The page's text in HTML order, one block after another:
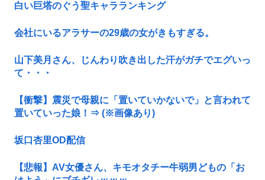
白い巨塔のぐう聖キャラランキング
会社にいるアラサーの29歳の女がきもすぎる。
山下美月さん、じんわり吹き出した汗がガチでエグいっ
て・・・
【衝撃】震災で母親に「置いていかないで」と言われて
置いていった娘！⇒ (※画像あり)
坂口杏里OD配信
【悲報】AV女優さん、キモオタチー牛弱男どもの「お